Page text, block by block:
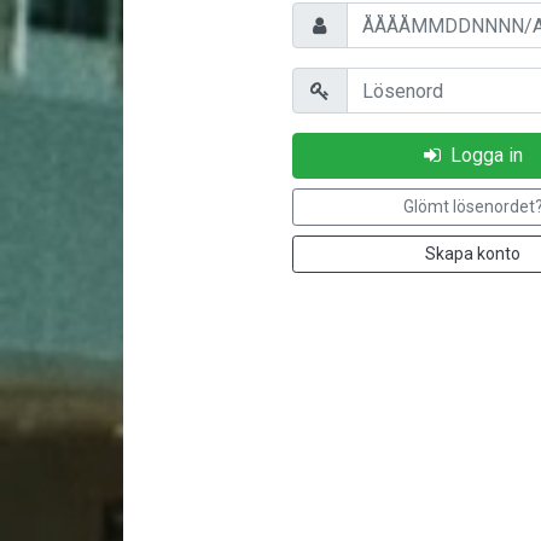
Personnummer/
Lösenord
Logga in
Glömt
Skapa konto